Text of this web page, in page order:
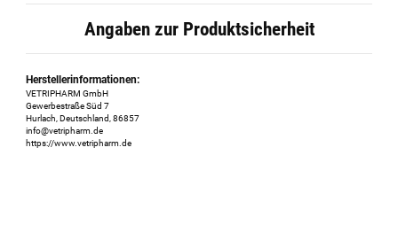
Angaben zur Produktsicherheit
Herstellerinformationen:
VETRIPHARM GmbH
Gewerbestraße Süd 7
Hurlach, Deutschland, 86857
info@vetripharm.de
https://www.vetripharm.de